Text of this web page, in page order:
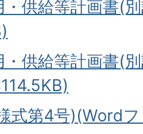
・供給等計画書(
・供給等計画書(
式第4号)(Word